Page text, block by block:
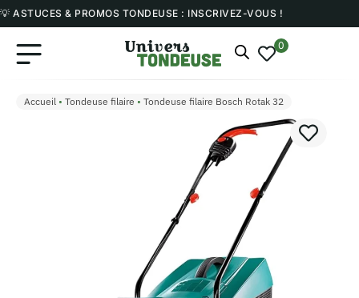
💡 ASTUCES & PROMOS TONDEUSE : INSCRIVEZ-VOUS !
0
Accueil • Tondeuse filaire • Tondeuse filaire Bosch Rotak 32